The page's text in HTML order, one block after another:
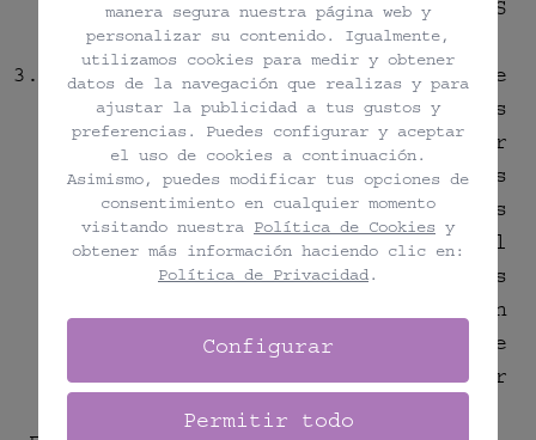
el consentimiento de WELLNESS
TRAINER, S.L..
WELLNESS TRAINER, S.L. no se hace
responsable de los posibles daños
que se puedan producir por
utilizar versiones no actualizadas
de los navegadores, ni de las
consecuencias que se derivan del
mal funcionamiento de los
navegadores por una configuración
inadecuada, por la presencia de
virus informáticos o por cualquier
otra causa.
manera segura nuestra página web y
personalizar su contenido. Igualmente,
utilizamos cookies para medir y obtener
datos de la navegación que realizas y para
ajustar la publicidad a tus gustos y
preferencias. Puedes configurar y aceptar
el uso de cookies a continuación.
Asimismo, puedes modificar tus opciones de
consentimiento en cualquier momento
visitando nuestra Política de Cookies y
obtener más información haciendo clic en:
Política de Privacidad .
Configurar
Permitir todo